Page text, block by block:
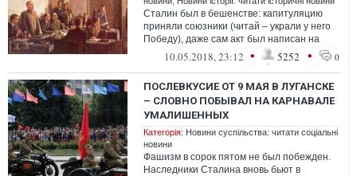
Сталин был в бешенстве: капитуляцию
приняли союзники (читай – украли у него
Победу), даже сам акт был написан на
двух языках – английском и немецком, ...
10.05.2018, 23:12 • 5252 • 0
ПОСЛЕВКУСИЕ ОТ 9 МАЯ В ЛУГАНСКЕ
– СЛОВНО ПОБЫВАЛ НА КАРНАВАЛЕ
УМАЛИШЕННЫХ
Категорія: Новини суспільства: читати соціальні
новини
Фашизм в сорок пятом не был побежден.
Наследники Сталина вновь бьют в